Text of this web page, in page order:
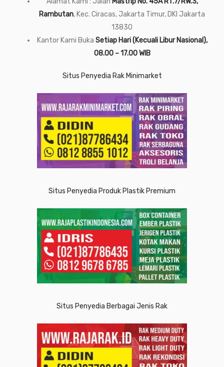
Rambutan, Kec. Ciracas, Jakarta Timur, DKI Jakarta
13830
Kantor Kami Buka Setiap Hari (Kecuali Libur Nasional),
08.00 – 17.00 WIB
Situs Penyedia Rak Minimarket
Situs Penyedia Produk Plastik Premium
Situs Penyedia Berbagai Jenis Rak